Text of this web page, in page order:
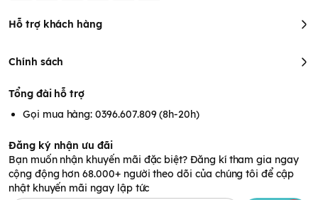
Thông tin sản phẩm:
Kích thước: (D x R x S cm) 245x213x84 mm
Xuất xứ: Việt Nam
Hỗ trợ khách hàng
Chính sách
Tổng đài hỗ trợ
Gọi mua hàng: 0396.607.809 (8h-20h)
Đăng ký nhận ưu đãi
Bạn muốn nhận khuyến mãi đặc biệt? Đăng kí tham gia ngay
cộng động hơn 68.000+ người theo dõi của chúng tôi để cập
nhật khuyến mãi ngay lập tức